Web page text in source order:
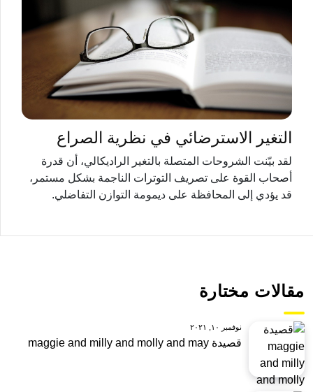
التغير الاسترضائي في نظرية الصراع
لقد بيّنت الشروحات المتصلة بالتغير الراديكالي، أن قدرة
أصحاب القوة على تصريف التوترات الناجمة بشكل مستمر،
قد يؤدي إلى المحافظة على ديمومة التوازن التفاضلي.
مقالات مختارة
نوفمبر ١٠, ٢٠٢١
قصيدة maggie and milly and molly and may